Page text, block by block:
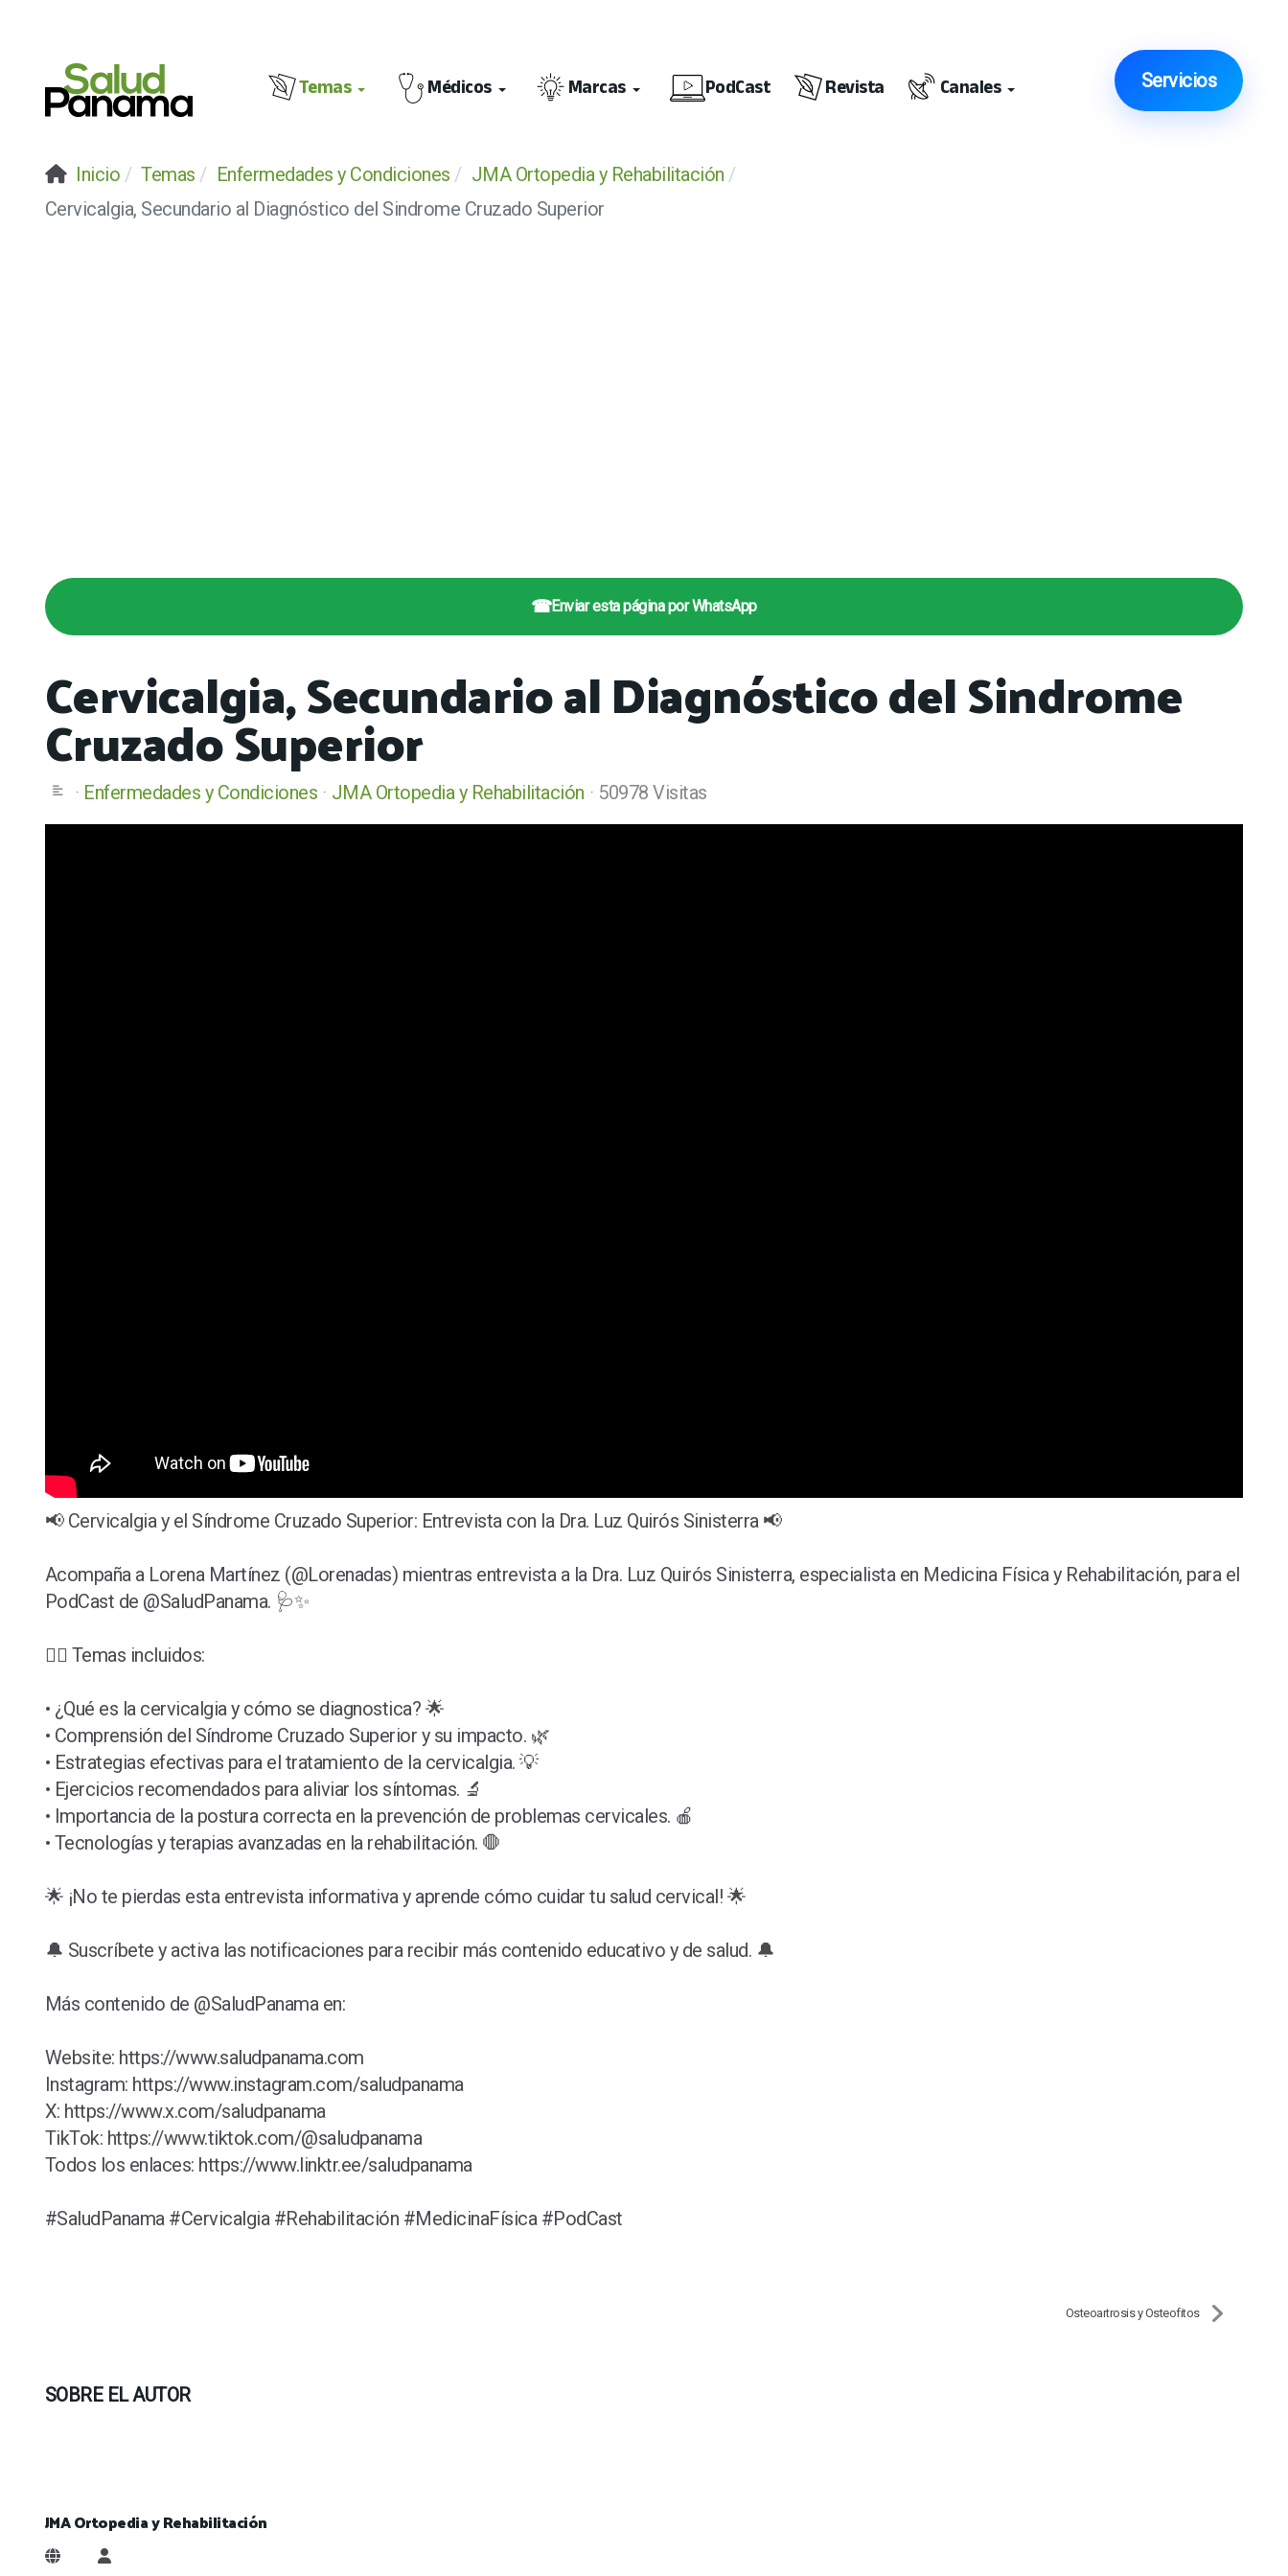
Temas Médicos Marcas PodCast Revista Canales Servicios
Inicio Temas Enfermedades y Condiciones
JMA Ortopedia y Rehabilitación
Cervicalgia, Secundario al Diagnóstico del Sindrome Cruzado Superior
☎Enviar esta página por WhatsApp
Cervicalgia, Secundario al Diagnóstico del Sindrome
Cruzado Superior
Enfermedades y Condiciones JMA Ortopedia y Rehabilitación 50978 Visitas
📢 Cervicalgia y el Síndrome Cruzado Superior: Entrevista con la Dra. Luz Quirós Sinisterra 📢
Acompaña a Lorena Martínez (@Lorenadas) mientras entrevista a la Dra. Luz Quirós Sinisterra, especialista en Medicina Física y Rehabilitación, para el
PodCast de @SaludPanama. 🩺✨
👩‍⚕️ Temas incluidos:
• ¿Qué es la cervicalgia y cómo se diagnostica? 🌟
• Comprensión del Síndrome Cruzado Superior y su impacto. 🌿
• Estrategias efectivas para el tratamiento de la cervicalgia. 💡
• Ejercicios recomendados para aliviar los síntomas. 🔬
• Importancia de la postura correcta en la prevención de problemas cervicales. 🍎
• Tecnologías y terapias avanzadas en la rehabilitación. 🛑
🌟 ¡No te pierdas esta entrevista informativa y aprende cómo cuidar tu salud cervical! 🌟
🔔 Suscríbete y activa las notificaciones para recibir más contenido educativo y de salud. 🔔
Más contenido de @SaludPanama en:
Website: https://www.saludpanama.com
Instagram: https://www.instagram.com/saludpanama
X: https://www.x.com/saludpanama
TikTok: https://www.tiktok.com/@saludpanama
Todos los enlaces: https://www.linktr.ee/saludpanama
#SaludPanama #Cervicalgia #Rehabilitación #MedicinaFísica #PodCast
Osteoartrosis y Osteofitos
SOBRE EL AUTOR
JMA Ortopedia y Rehabilitación
JMA Ortopedia y Rehabilitación